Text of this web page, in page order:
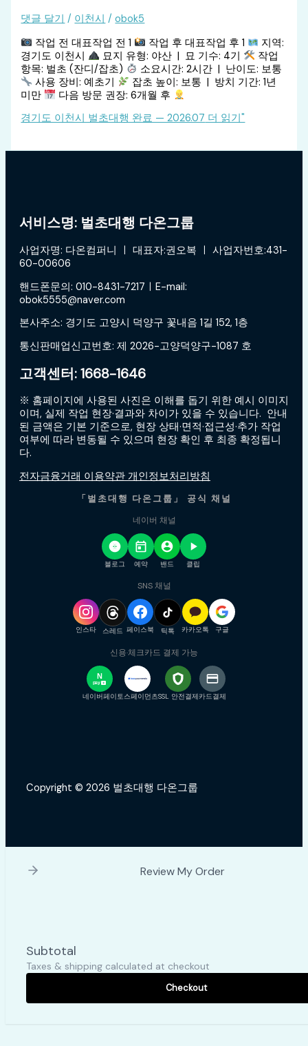
댓글 달기 / 이천시 /obok5
작업 전 대표작업 전 1
작업 후 대표작업 후 1
지역:
경기도 이천시
묘지 유형: 야산 | 묘 기수: 4기
작업
항목: 벌초 (잔디/잡초)
소요시간: 2시간 | 난이도: 보통
사용 장비: 예초기
잡초 높이: 보통 | 방치 기간: 1년
미만
다음 방문 권장: 6개월 후
경기도 이천시 벌초대행 완료 — 2026.07 더 읽기"
서비스명: 벌초대행 다온그룹
사업자명: 다온컴퍼니 ㅣ 대표자:권오복 ㅣ 사업자번호:431-
60-00606
핸드폰문의: 010-8431-7217ㅣE-mail:
obok5555@naver.com
본사주소: 경기도 고양시 덕양구 꽃내음 1길 152, 1층
통신판매업신고번호: 제 2026-고양덕양구-1087 호
고객센터: 1668-1646
※ 홈페이지에 사용된 사진은 이해를 돕기 위한 예시 이미지
이며, 실제 작업 현장·결과와 차이가 있을 수 있습니다. 안내
된 금액은 기본 기준으로, 현장 상태·면적·접근성·추가 작업
여부에 따라 변동될 수 있으며 현장 확인 후 최종 확정됩니
다.
전자금융거래 이용약관 개인정보처리방침
「벌초대행 다온그룹」 공식 채널
네이버 채널
블로그 예약 밴드 클립
SNS 채널
인스타 스레드 페이스북 틱톡 카카오톡 구글
신용·체크카드 결제 가능
N
pay +
네이버페이토스페이먼츠SSL 안전결제카드결제
Copyright © 2026 벌초대행 다온그룹
Review My Order
Subtotal
Taxes & shipping calculated at checkout
Checkout